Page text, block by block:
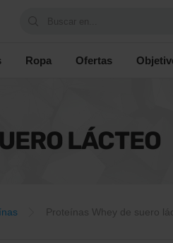
Ropa Ofertas
LÁCTEO
Proteínas Whey de suero